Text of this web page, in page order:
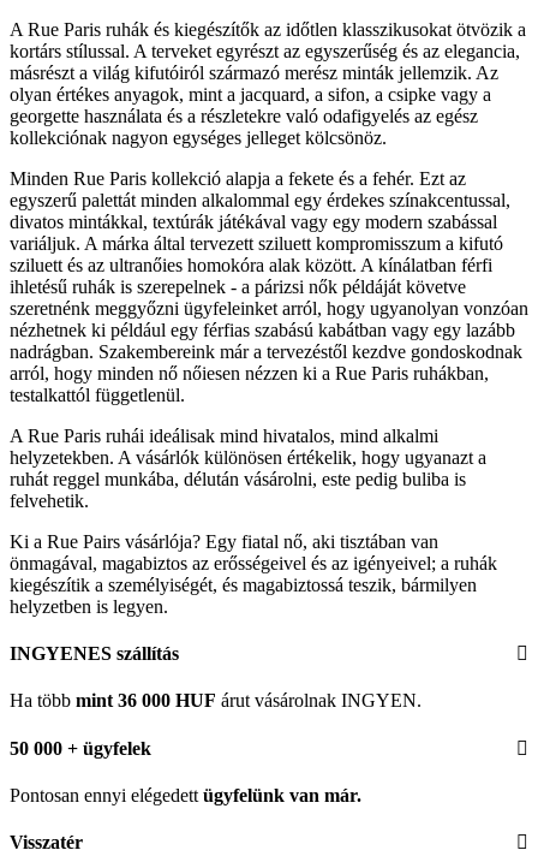
A Rue Paris ruhák és kiegészítők az időtlen klasszikusokat ötvözik a
kortárs stílussal. A terveket egyrészt az egyszerűség és az elegancia,
másrészt a világ kifutóiról származó merész minták jellemzik. Az
olyan értékes anyagok, mint a jacquard, a sifon, a csipke vagy a
georgette használata és a részletekre való odafigyelés az egész
kollekciónak nagyon egységes jelleget kölcsönöz.
Minden Rue Paris kollekció alapja a fekete és a fehér. Ezt az
egyszerű palettát minden alkalommal egy érdekes színakcentussal,
divatos mintákkal, textúrák játékával vagy egy modern szabással
variáljuk. A márka által tervezett sziluett kompromisszum a kifutó
sziluett és az ultranőies homokóra alak között. A kínálatban férfi
ihletésű ruhák is szerepelnek - a párizsi nők példáját követve
szeretnénk meggyőzni ügyfeleinket arról, hogy ugyanolyan vonzóan
nézhetnek ki például egy férfias szabású kabátban vagy egy lazább
nadrágban. Szakembereink már a tervezéstől kezdve gondoskodnak
arról, hogy minden nő nőiesen nézzen ki a Rue Paris ruhákban,
testalkattól függetlenül.
A Rue Paris ruhái ideálisak mind hivatalos, mind alkalmi
helyzetekben. A vásárlók különösen értékelik, hogy ugyanazt a
ruhát reggel munkába, délután vásárolni, este pedig buliba is
felvehetik.
Ki a Rue Pairs vásárlója? Egy fiatal nő, aki tisztában van
önmagával, magabiztos az erősségeivel és az igényeivel; a ruhák
kiegészítik a személyiségét, és magabiztossá teszik, bármilyen
helyzetben is legyen.
INGYENES szállítás
Ha több mint 36 000 HUF árut vásárolnak INGYEN.
50 000 + ügyfelek
Pontosan ennyi elégedett ügyfelünk van már.
Visszatér